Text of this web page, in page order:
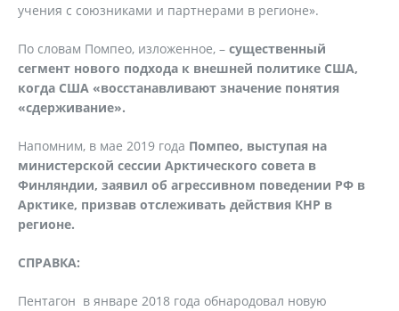
учения с союзниками и партнерами в регионе».
По словам Помпео, изложенное, – существенный
сегмент нового подхода к внешней политике США,
когда США «восстанавливают значение понятия
«сдерживание».
Напомним, в мае 2019 года Помпео, выступая на
министерской сессии Арктического совета в
Финляндии, заявил об агрессивном поведении РФ в
Арктике, призвав отслеживать действия КНР в
регионе.
СПРАВКА:
Пентагон в январе 2018 года обнародовал новую